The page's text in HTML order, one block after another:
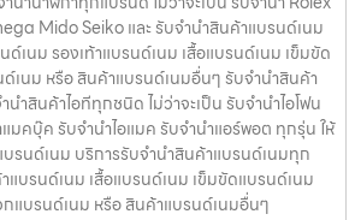
Mido Seiko และ รับจำนำสินค้าแบรนด์เนม
นด์เนม รองเท้าแบรนด์เนม เสื้อแบรนด์เนม เข็มขัด
เนม หรือ สินค้าแบรนด์เนมอื่นๆ รับจำนำสินค้า
ำสินค้าไอทีทุกชนิด ไม่ว่าจะเป็น รับจำนำไอโฟน
มคบุ๊ค รับจำนำไอแมค รับจำนำแอร์พอต ทุกรุ่น ให้
บรนด์เนม บริการรับจำนำสินค้าแบรนด์เนมทุก
แบรนด์เนม เสื้อแบรนด์เนม เข็มขัดแบรนด์เนม
กแบรนด์เนม หรือ สินค้าแบรนด์เนมอื่นๆ